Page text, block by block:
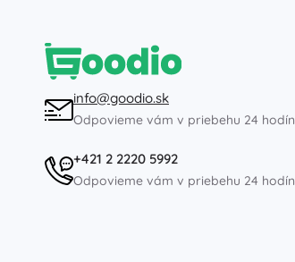
info@goodio.sk
Odpovieme vám v priebehu 24 hodín
+421 2 2220 5992
Odpovieme vám v priebehu 24 hodín